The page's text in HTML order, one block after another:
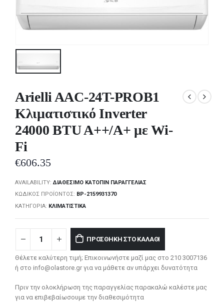
Arielli AAC-24T-PROB1
Κλιματιστικό Inverter
24000 BTU A++/A+ με Wi-
Fi
€606.35
AVAILABILITY:ΔΙΑΘΈΣΙΜΟ ΚΑΤΌΠΙΝ ΠΑΡΑΓΓΕΛΊΑΣ
ΚΩΔΙΚΌΣ ΠΡΟΪΌΝΤΟΣ: BP-2159931370
ΚΑΤΗΓΟΡΊΑ: ΚΛΙΜΑΤΙΣΤΙΚΆ
ΠΡΟΣΘΉΚΗ ΣΤΟ ΚΑΛΆΘΙ
Θέλετε καλύτερη τιμή; Επικοινωνήστε μαζί μας στο 210 3007136
ή στο info@olastore.gr για να μάθετε αν υπάρχει δυνατότητα
Πριν την ολοκλήρωση της παραγγελίας παρακαλώ καλέστε μας
για να επιβεβαίωσουμε την διαθεσιμότητα